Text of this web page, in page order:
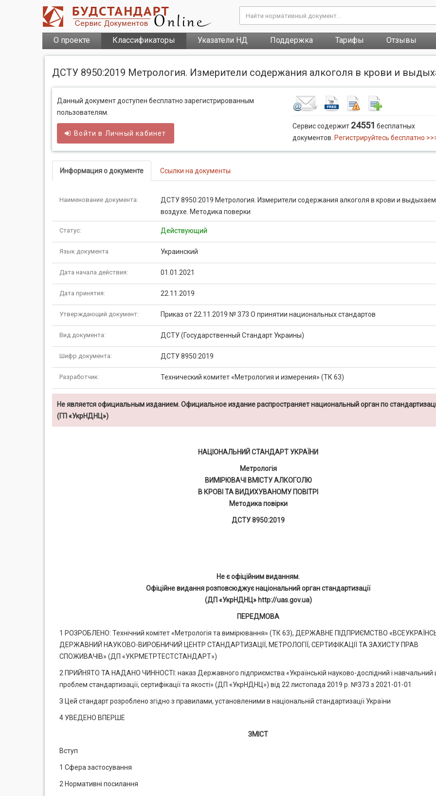
О проекте Классификаторы Указатели НД Поддержка Тарифы Отзывы
ДСТУ 8950:2019 Метрология. Измерители содержания алкоголя в крови и
Данный документ доступен бесплатно зарегистрированным
пользователям.
Войти в Личный кабинет
Сервис содержит 24551 бесплатных
документов. Регистрируйтесь бесплатно
Информация о документе Ссылки на документы
Наименование документа:
ДСТУ 8950:2019 Метрология. Измерители содержания алкоголя в крови и
воздухе. Методика поверки
Статус: Действующий
Язык документа Украинский
Дата начала действия: 01.01.2021
Дата принятия: 22.11.2019
Утверждающий документ: Приказ от 22.11.2019 № 373 О принятии национальных стандартов
Вид документа: ДСТУ (Государственный Стандарт Украины)
Шифр документа: ДСТУ 8950:2019
Разработчик: Технический комитет «Метрология и измерения» (ТК 63)
Не является официальным изданием. Официальное издание распространяет национальный орган по
(ГП «УкрНДНЦ»)
НАЦІОНАЛЬНИЙ СТАНДАРТ УКРАЇНИ
Метрологія
ВИМІРЮВАЧІ ВМІСТУ АЛКОГОЛЮ
В КРОВІ ТА ВИДИХУВАНОМУ ПОВІТРІ
Методика повірки
ДСТУ 8950:2019
Не є офіційним виданням.
Офіційне видання розповсюджує національний орган стандартизації
(ДП «УкрНДНЦ» http://uas.gov.ua)
ПЕРЕДМОВА
1 РОЗРОБЛЕНО: Технічний комітет «Метрологія та вимірювання» (ТК 63), ДЕРЖАВНЕ ПІДПРИЄМСТВО
ДЕРЖАВНИЙ НАУКОВО-ВИРОБНИЧИЙ ЦЕНТР СТАНДАРТИЗАЦІЇ, МЕТРОЛОГІЇ, СЕРТИФІКАЦІЇ ТА ЗАХИСТУ ПРАВ
СПОЖИВАЧІВ» (ДП «УКРМЕТРТЕСТСТАНДАРТ»)
2 ПРИЙНЯТО ТА НАДАНО ЧИННОСТІ: наказ Державного підприємства «Українській науково-дослідний і навчальний
проблем стандартизації, сертифікації та якості» (ДП «УкрНДНЦ») від 22 листопада 2019 р. №373 з 2021-01-01
З Цей стандарт розроблено згідно з правилами, установленими в національній стандартизації України
4 УВЕДЕНО ВПЕРШЕ
ЗМІСТ
Вступ
1 Сфера застосування
2 Нормативні посилання